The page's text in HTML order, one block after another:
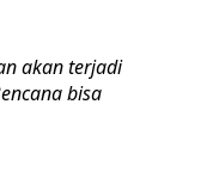
akan terjadi
bisa